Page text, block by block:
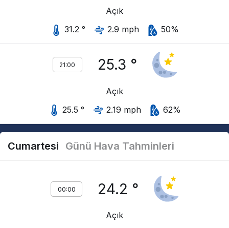
Açık
31.2 °
2.9 mph 50%
21:00 25.3 °
Açık
25.5 °
2.19 mph 62%
Cumartesi Günü Hava Tahminleri
00:00 24.2 °
Açık